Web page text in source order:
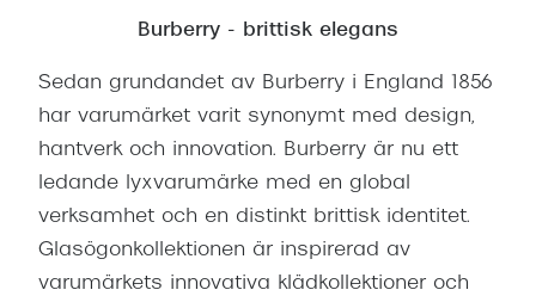
Burberry - brittisk elegans
Sedan grundandet av Burberry i England 1856
har varumärket varit synonymt med design,
hantverk och innovation. Burberry är nu ett
ledande lyxvarumärke med en global
verksamhet och en distinkt brittisk identitet.
Glasögonkollektionen är inspirerad av
varumärkets innovativa klädkollektioner och